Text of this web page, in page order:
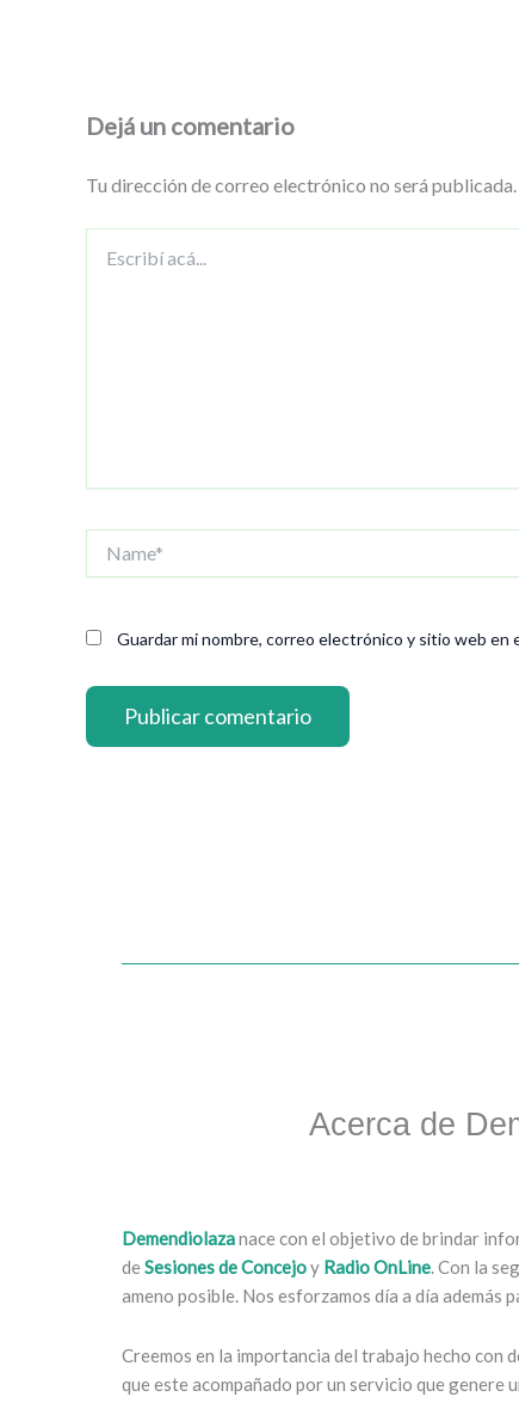
Dejá un comentario
Tu dirección de correo electrónico no será publicada.
acá...
Guardar mi nombre, correo electrónico y sitio web en
Acerca de
Demendiolazanace con el objetivo de brindar
de Sesiones de Concejoy Radio OnLine. Con la
ameno posible. Nos esforzamos día a día
Creemos en la importancia del trabajo hecho con
que este acompañado por un servicio que